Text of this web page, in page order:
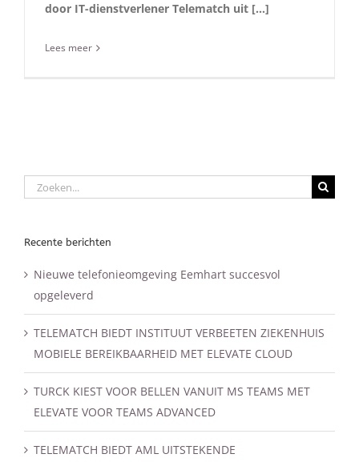
door IT-dienstverlener Telematch uit […]
Lees meer
Zoeken
Recente berichten
Nieuwe telefonieomgeving Eemhart succesvol
opgeleverd
TELEMATCH BIEDT INSTITUUT VERBEETEN ZIEKENHUIS
MOBIELE BEREIKBAARHEID MET ELEVATE CLOUD
TURCK KIEST VOOR BELLEN VANUIT MS TEAMS MET
ELEVATE VOOR TEAMS ADVANCED
TELEMATCH BIEDT AML UITSTEKENDE